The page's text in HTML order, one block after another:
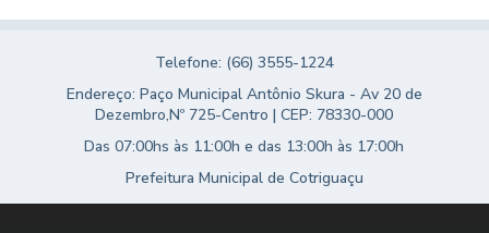
Telefone: (66) 3555-1224
Endereço: Paço Municipal Antônio Skura - Av 20 de
Dezembro,Nº 725-Centro | CEP: 78330-000
Das 07:00hs às 11:00h e das 13:00h às 17:00h
Prefeitura Municipal de Cotriguaçu